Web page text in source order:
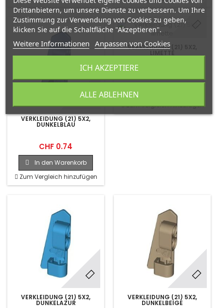
VERKLEIDUNG (21) 5X2,
DUNKELBLAU
CHF 0.74
In den Warenkorb
Zum Vergleich hinzufügen
VERKLEIDUNG (21) 5X2,
Zum Vergleich hinzufügen
VERKLEIDUNG (21) 5X2,
DUNKELAZUR
VERKLEIDUNG (21) 5X2,
DUNKELBEIGE
Drittanbietern, um unsere Dienste zu verbessern. Um Ihre
Zustimmung zur Verwendung von Cookies zu geben,
klicken Sie auf die Schaltfläche "Akzeptieren".
Weitere Informationen Anpassen von Cookies
ALLE ABLEHNEN
ICH AKZEPTIERE